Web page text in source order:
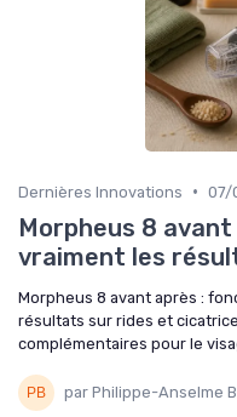
Dernières Innovations • 07/
Morpheus 8
vraiment les
Morpheus 8 avant après :
résultats sur rides et
complémentaires pour le
par Philippe-Anselme